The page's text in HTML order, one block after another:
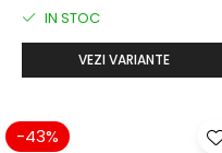
IN STOC
VEZI VARIANTE
-43%